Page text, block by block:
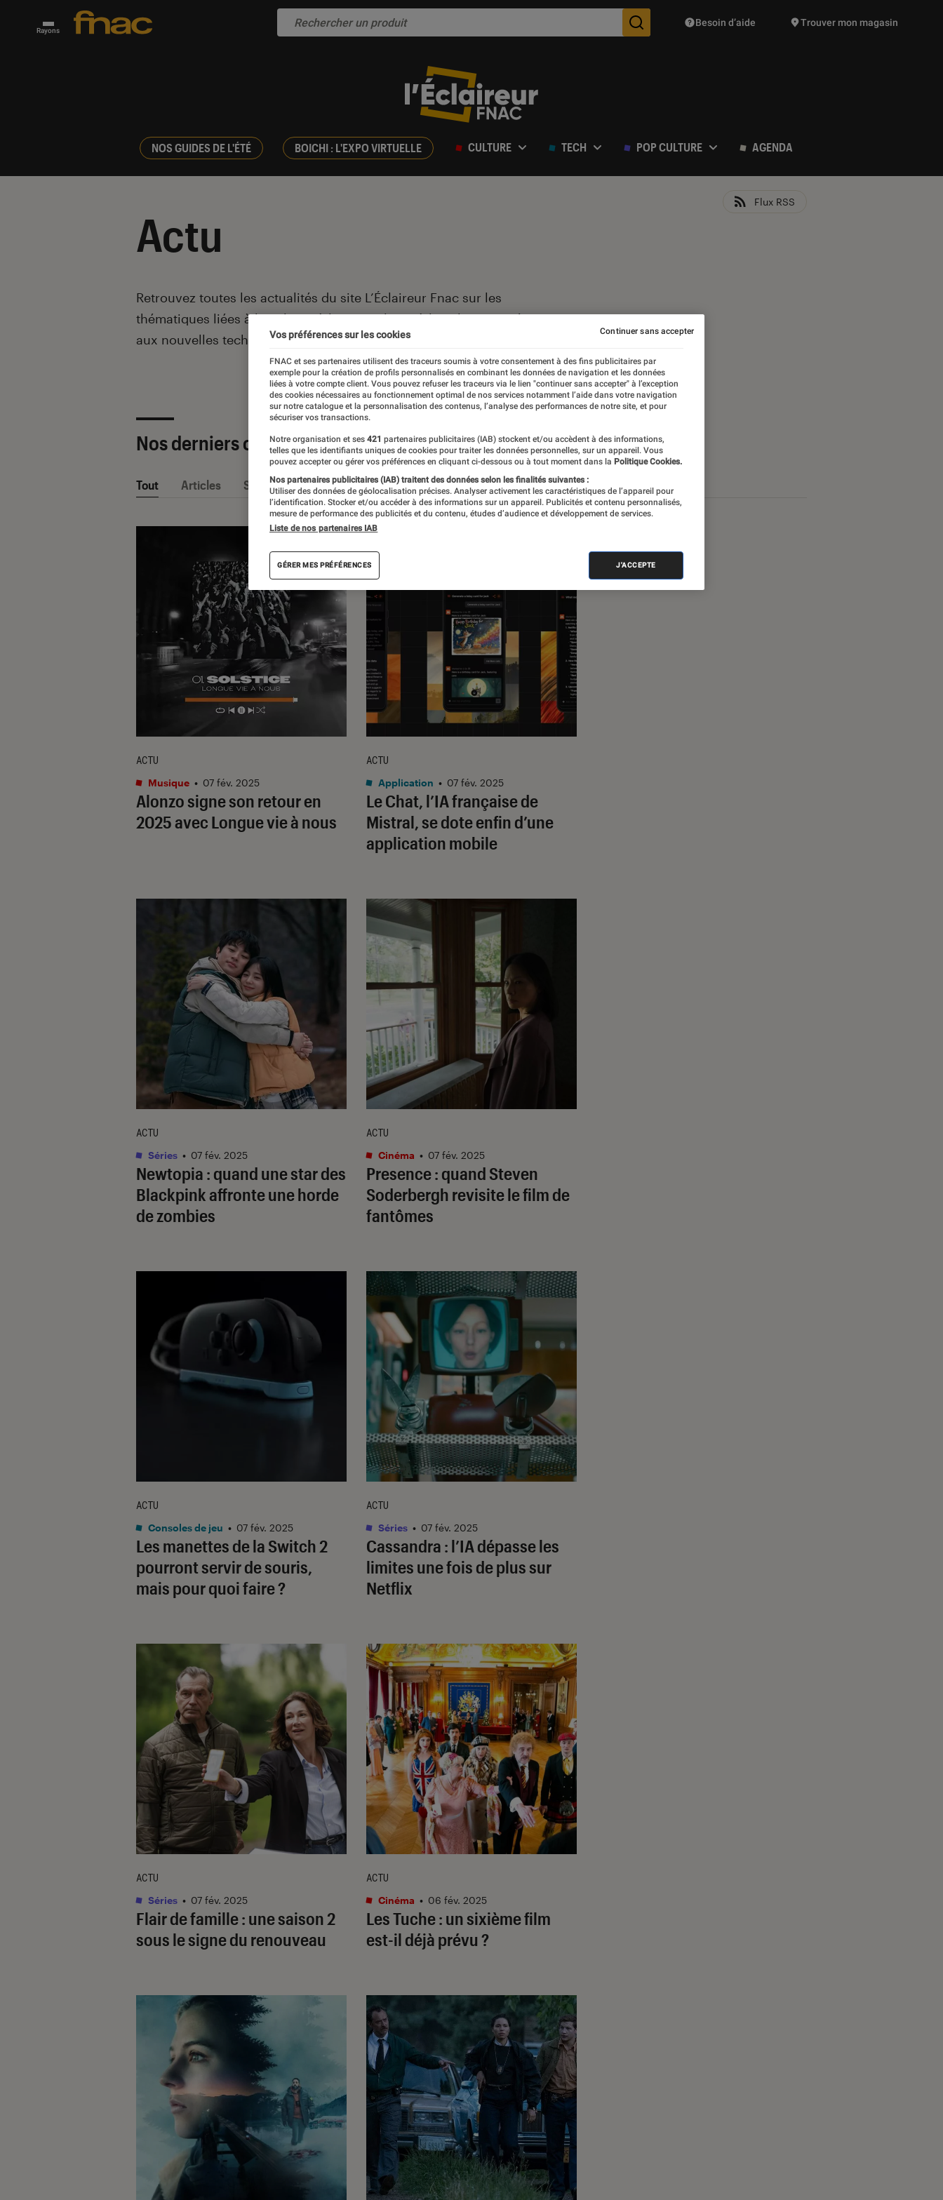
Rayons Des suggestions de produits vont vous être proposées
Besoin d’aide Trouver mon magasin
NOS GUIDES DE L'ÉTÉ BOICHI : L'EXPO VIRTUELLE CULTURE TECH POP CULTURE AGENDA
Actu
Flux RSS
Introduction
Retrouvez toutes les actualités du site L’Éclaireur Fnac sur les
thématiques liées à la culture, à la pop culture, à la culture numérique et
aux nouvelles technologies.
Nos derniers contenus
Tout Articles Sélections et guides Tests
Alonzo signe son retour en
2025 avec Longue vie à nous
ACTU
Musique • 07 fév. 2025
Le Chat, l’IA française de
Mistral, se dote enfin d’une
application mobile
ACTU
Application • 07 fév. 2025
Newtopia : quand une star des
Blackpink affronte une horde
de zombies
ACTU
Séries • 07 fév. 2025
Presence: quand Steven
Soderbergh revisite le film de
fantômes
ACTU
Cinéma • 07 fév. 2025
Les manettes de la Switch 2
pourront servir de souris,
mais pour quoi faire ?
ACTU
Consoles de jeu • 07 fév. 2025
Cassandra : l’IA dépasse les
limites une fois de plus sur
Netflix
ACTU
Séries • 07 fév. 2025
Flair de famille: une saison 2
sous le signe du renouveau
ACTU
Séries • 07 fév. 2025
Les Tuche: un sixième film
est-il déjà prévu ?
ACTU
Cinéma • 06 fév. 2025
Vos préférences sur les cookies
FNAC et ses partenaires utilisent des traceurs soumis à votre consentement à des fins publicitaires par
exemple pour la création de profils personnalisés en combinant les données de navigation et les données
liées à votre compte client. Vous pouvez refuser les traceurs via le lien "continuer sans accepter" à l’exception
des cookies nécessaires au fonctionnement optimal de nos services notamment l’aide dans votre navigation
sur notre catalogue et la personnalisation des contenus, l’analyse des performances de notre site, et pour
sécuriser vos transactions.
Notre organisation et ses 421 partenaires publicitaires (IAB) stockent et/ou accèdent à des informations,
telles que les identifiants uniques de cookies pour traiter les données personnelles, sur un appareil. Vous
pouvez accepter ou gérer vos préférences en cliquant ci-dessous ou à tout moment dans la Politique Cookies.
Nos partenaires publicitaires (IAB) traitent des données selon les finalités suivantes :
Utiliser des données de géolocalisation précises. Analyser activement les caractéristiques de l’appareil pour
l’identification. Stocker et/ou accéder à des informations sur un appareil. Publicités et contenu personnalisés,
mesure de performance des publicités et du contenu, études d’audience et développement de services.
Liste de nos partenaires IAB
GÉRER MES PRÉFÉRENCES J'ACCEPTE
Continuer sans accepter